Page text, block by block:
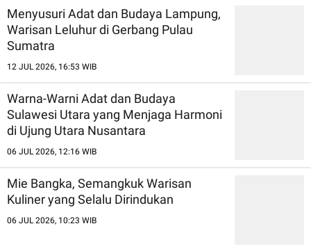
Menyusuri Adat dan Budaya Lampung,
Warisan Leluhur di Gerbang Pulau
Sumatra
12 JUL 2026, 16:53 WIB
Warna-Warni Adat dan Budaya
Sulawesi Utara yang Menjaga Harmoni
di Ujung Utara Nusantara
06 JUL 2026, 12:16 WIB
Mie Bangka, Semangkuk Warisan
Kuliner yang Selalu Dirindukan
06 JUL 2026, 10:23 WIB